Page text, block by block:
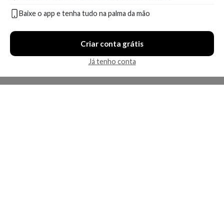
Baixe o app e tenha tudo na palma da mão
Criar conta grátis
Já tenho conta